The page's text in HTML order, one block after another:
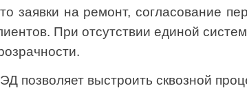
заявки на ремонт, согласование
При отсутствии единой
позволяет выстроить сквозной